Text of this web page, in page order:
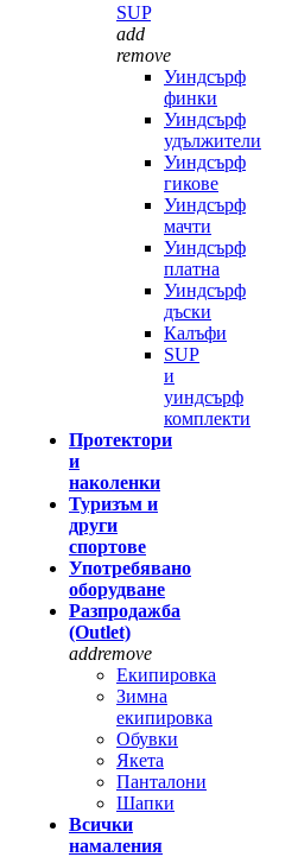
SUP
add
remove
Уиндсърф
финки
Уиндсърф
удължители
Уиндсърф
гикове
Уиндсърф
мачти
Уиндсърф
платна
Уиндсърф
дъски
Калъфи
SUP
и
уиндсърф
комплекти
Протектори
и
наколенки
Туризъм и
други
спортове
Употребявано
оборудване
Разпродажба
(Outlet)
addremove
Екипировка
Зимна
екипировка
Обувки
Якета
Панталони
Шапки
Всички
намаления